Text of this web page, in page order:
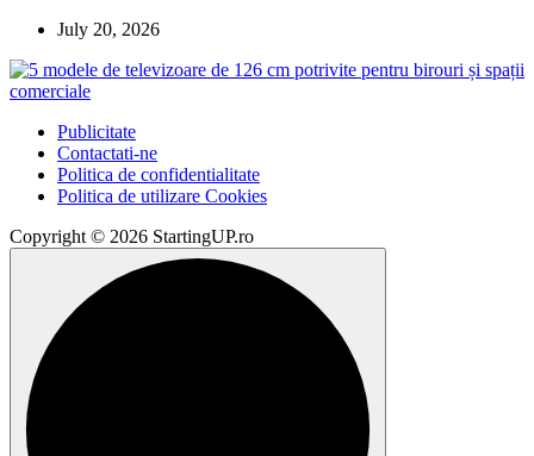
July 20, 2026
Publicitate
Contactati-ne
Politica de confidentialitate
Politica de utilizare Cookies
Copyright © 2026 StartingUP.ro